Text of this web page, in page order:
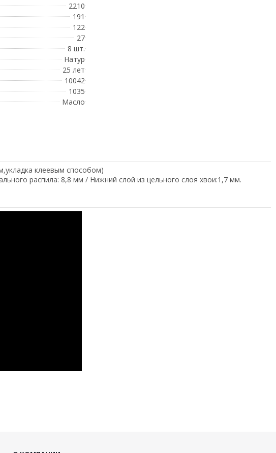
2210
191
122
27
8 шт.
Натур
25 лет
10042
1035
Масло
клеевым способом)
распила: 8,8 мм / Нижний слой из цельного слоя хвои:1,7 мм.